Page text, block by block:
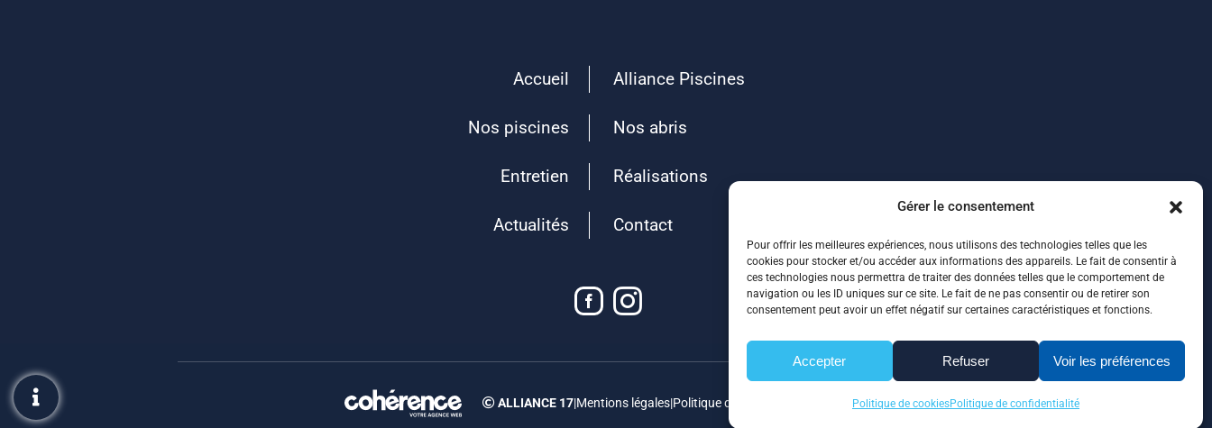
Gérer le consentement
Pour offrir les meilleures expériences, nous utilisons des technologies telles que les
cookies pour stocker et/ou accéder aux informations des appareils. Le fait de consentir à
ces technologies nous permettra de traiter des données telles que le comportement de
navigation ou les ID uniques sur ce site. Le fait de ne pas consentir ou de retirer son
consentement peut avoir un effet négatif sur certaines caractéristiques et fonctions.
Accepter Refuser Voir les préférences
Politique de cookiesPolitique de confidentialité
Accueil Alliance Piscines
Nos piscines Nos abris
Entretien Réalisations
Actualités Contact
ALLIANCE 17|Mentions légales|Politique de confidentialité Plan de site